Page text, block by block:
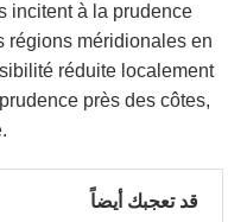
incitent à la prudence
régions méridionales en
réduite localement
près des côtes,
قد تعجبك أيضاً